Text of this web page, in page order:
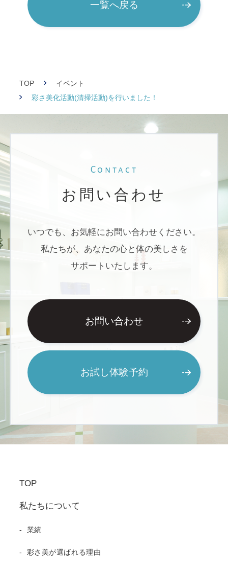
エステティック
SCHOOL
SASABI エステティックスクール kiwami
Recruit
お問い合わせ
Action Plan
行動計画
Trade Law
ONLINE SHOP
一覧へ戻る
TOP
イベント
彩さ美化活動(清掃活動)を行いました！
Contact
お問い合わせ
いつでも、お気軽にお問い合わせください。
私たちが、あなたの心と体の美しさを
サポートいたします。
お問い合わせ
お試し体験予約
TOP
私たちについて
業績
彩さ美が選ばれる理由